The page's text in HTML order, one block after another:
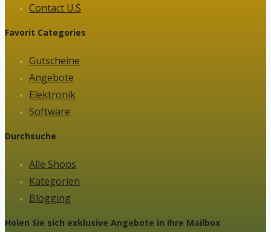
Contact U.S
Favorit Categories
Gutscheine
Angebote
Elektronik
Software
Durchsuche
Alle Shops
Kategorien
Blogging
Holen Sie sich exklusive Angebote in Ihre Mailbox